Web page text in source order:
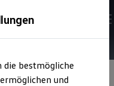
die bestmögliche
und